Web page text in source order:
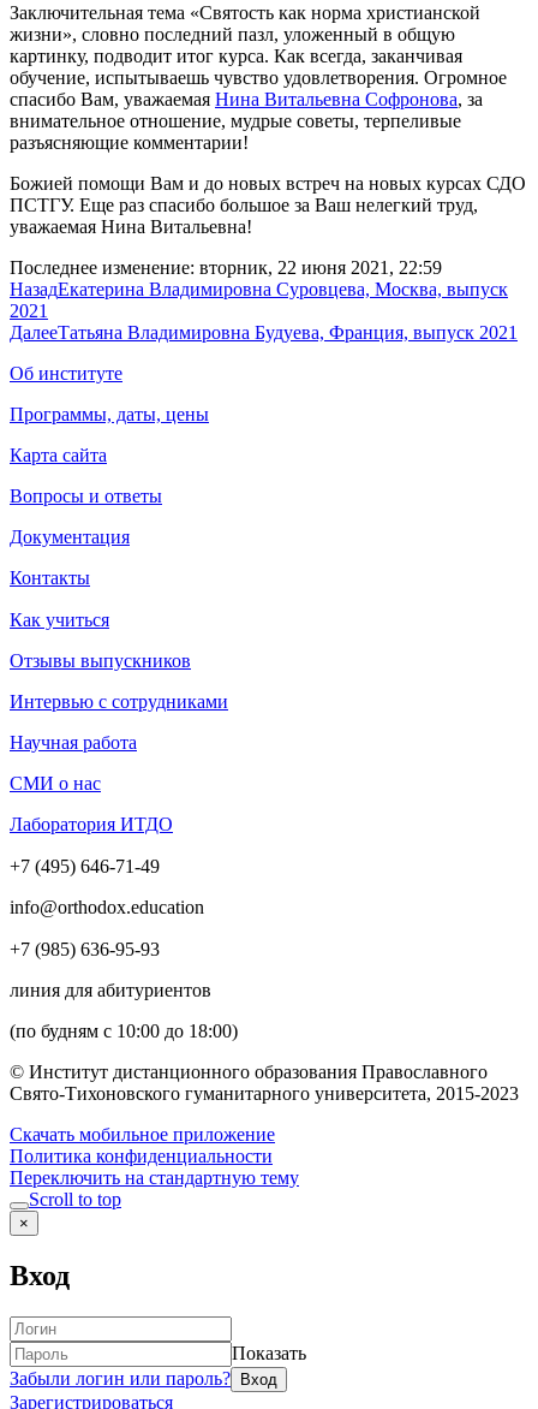
Заключительная тема «Святость как норма христианской
жизни», словно последний пазл, уложенный в общую
картинку, подводит итог курса. Как всегда, заканчивая
обучение, испытываешь чувство удовлетворения. Огромное
спасибо Вам, уважаемая Нина Витальевна Софронова, за
внимательное отношение, мудрые советы, терпеливые
разъясняющие комментарии!
Божией помощи Вам и до новых встреч на новых курсах СДО
ПСТГУ. Еще раз спасибо большое за Ваш нелегкий труд,
уважаемая Нина Витальевна!
Последнее изменение: вторник, 22 июня 2021, 22:59
НазадЕкатерина Владимировна Суровцева, Москва, выпуск
2021
ДалееТатьяна Владимировна Будуева, Франция, выпуск 2021
Об институте
Программы, даты, цены
Карта сайта
Вопросы и ответы
Документация
Контакты
Как учиться
Отзывы выпускников
Интервью с сотрудниками
Научная работа
СМИ о нас
Лаборатория ИТДО
+7 (495) 646-71-49
info@orthodox.education
+7 (985) 636-95-93
линия для абитуриентов
(по будням с 10:00 до 18:00)
© Институт дистанционного образования Православного
Свято-Тихоновского гуманитарного университета, 2015-2023
Скачать мобильное приложение
Политика конфиденциальности
Переключить на стандартную тему
Scroll to top
×
Вход
Показать
Забыли логин или пароль?
Зарегистрироваться